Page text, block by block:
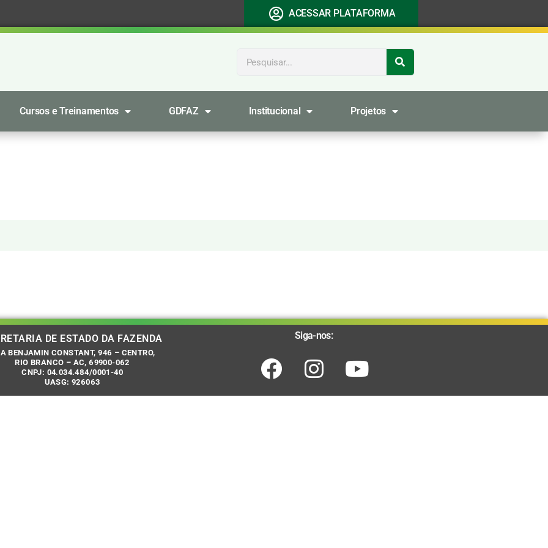
ACESSAR PLATAFORMA
Cursos e Treinamentos GDFAZ Institucional Projetos
DE ESTADO DA FAZENDA
BENJAMIN CONSTANT, 946 – CENTRO,
RIO BRANCO – AC, 69900-062
CNPJ: 04.034.484/0001-40
UASG: 926063
Siga-nos: